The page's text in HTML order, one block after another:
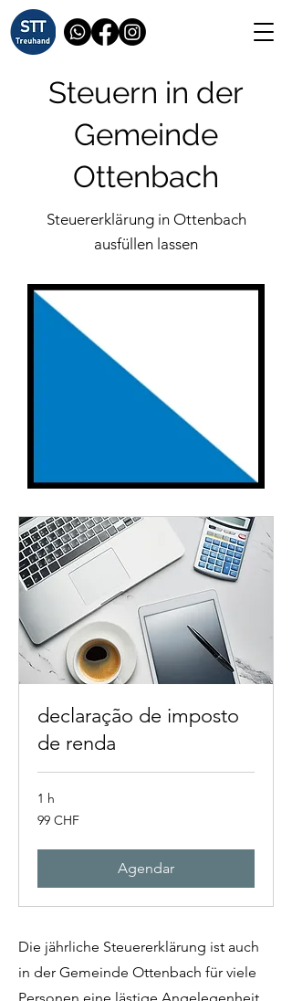
Steuern in der
Gemeinde
Ottenbach
Steuererklärung in Ottenbach
ausfüllen lassen
declaração de imposto
de renda
1 h
99
francos
99 CHF
Agendar
Die jährliche Steuererklärung ist auch
in der Gemeinde Ottenbach für viele